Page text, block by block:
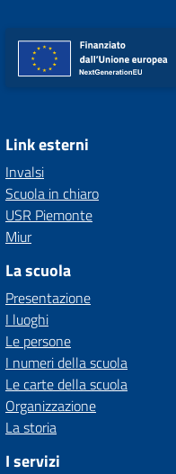
Link esterni
Invalsi
Scuola in chiaro
USR Piemonte
Miur
La scuola
Presentazione
I luoghi
Le persone
I numeri della scuola
Le carte della scuola
Organizzazione
La storia
I servizi